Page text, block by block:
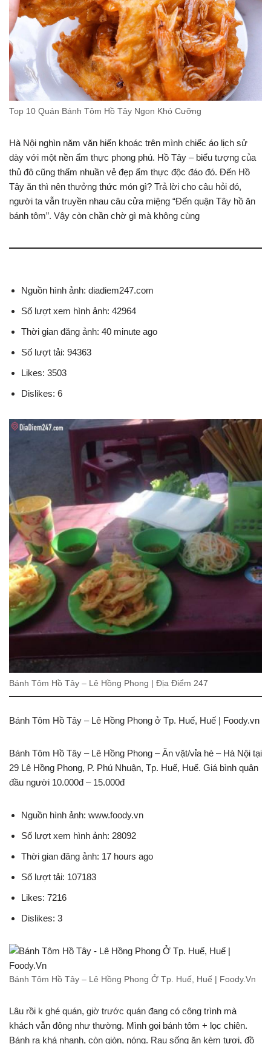
Top 10 Quán Bánh Tôm Hồ Tây Ngon Khó Cưỡng
Hà Nội nghìn năm văn hiến khoác trên mình chiếc áo lịch sử
dày với một nền ẩm thực phong phú. Hồ Tây – biểu tượng của
thủ đô cũng thấm nhuần vẻ đẹp ẩm thực độc đáo đó. Đến Hồ
Tây ăn thì nên thưởng thức món gì? Trả lời cho câu hỏi đó,
người ta vẫn truyền nhau câu cửa miệng “Đến quận Tây hồ ăn
bánh tôm”. Vậy còn chần chờ gì mà không cùng
Nguồn hình ảnh: diadiem247.com
Số lượt xem hình ảnh: 42964
Thời gian đăng ảnh: 40 minute ago
Số lượt tải: 94363
Likes: 3503
Dislikes: 6
Bánh Tôm Hồ Tây – Lê Hồng Phong | Địa Điểm 247
Bánh Tôm Hồ Tây – Lê Hồng Phong ở Tp. Huế, Huế | Foody.vn
Bánh Tôm Hồ Tây – Lê Hồng Phong – Ăn vặt/vỉa hè – Hà Nội tại
29 Lê Hồng Phong, P. Phú Nhuận, Tp. Huế, Huế. Giá bình quân
đầu người 10.000đ – 15.000đ
Nguồn hình ảnh: www.foody.vn
Số lượt xem hình ảnh: 28092
Thời gian đăng ảnh: 17 hours ago
Số lượt tải: 107183
Likes: 7216
Dislikes: 3
Bánh Tôm Hồ Tây – Lê Hồng Phong Ở Tp. Huế, Huế | Foody.Vn
Lâu rồi k ghé quán, giờ trước quán đang có công trình mà
khách vẫn đông như thường. Mình gọi bánh tôm + lọc chiên.
Bánh ra khá nhanh, còn giòn, nóng. Rau sống ăn kèm tươi, đồ